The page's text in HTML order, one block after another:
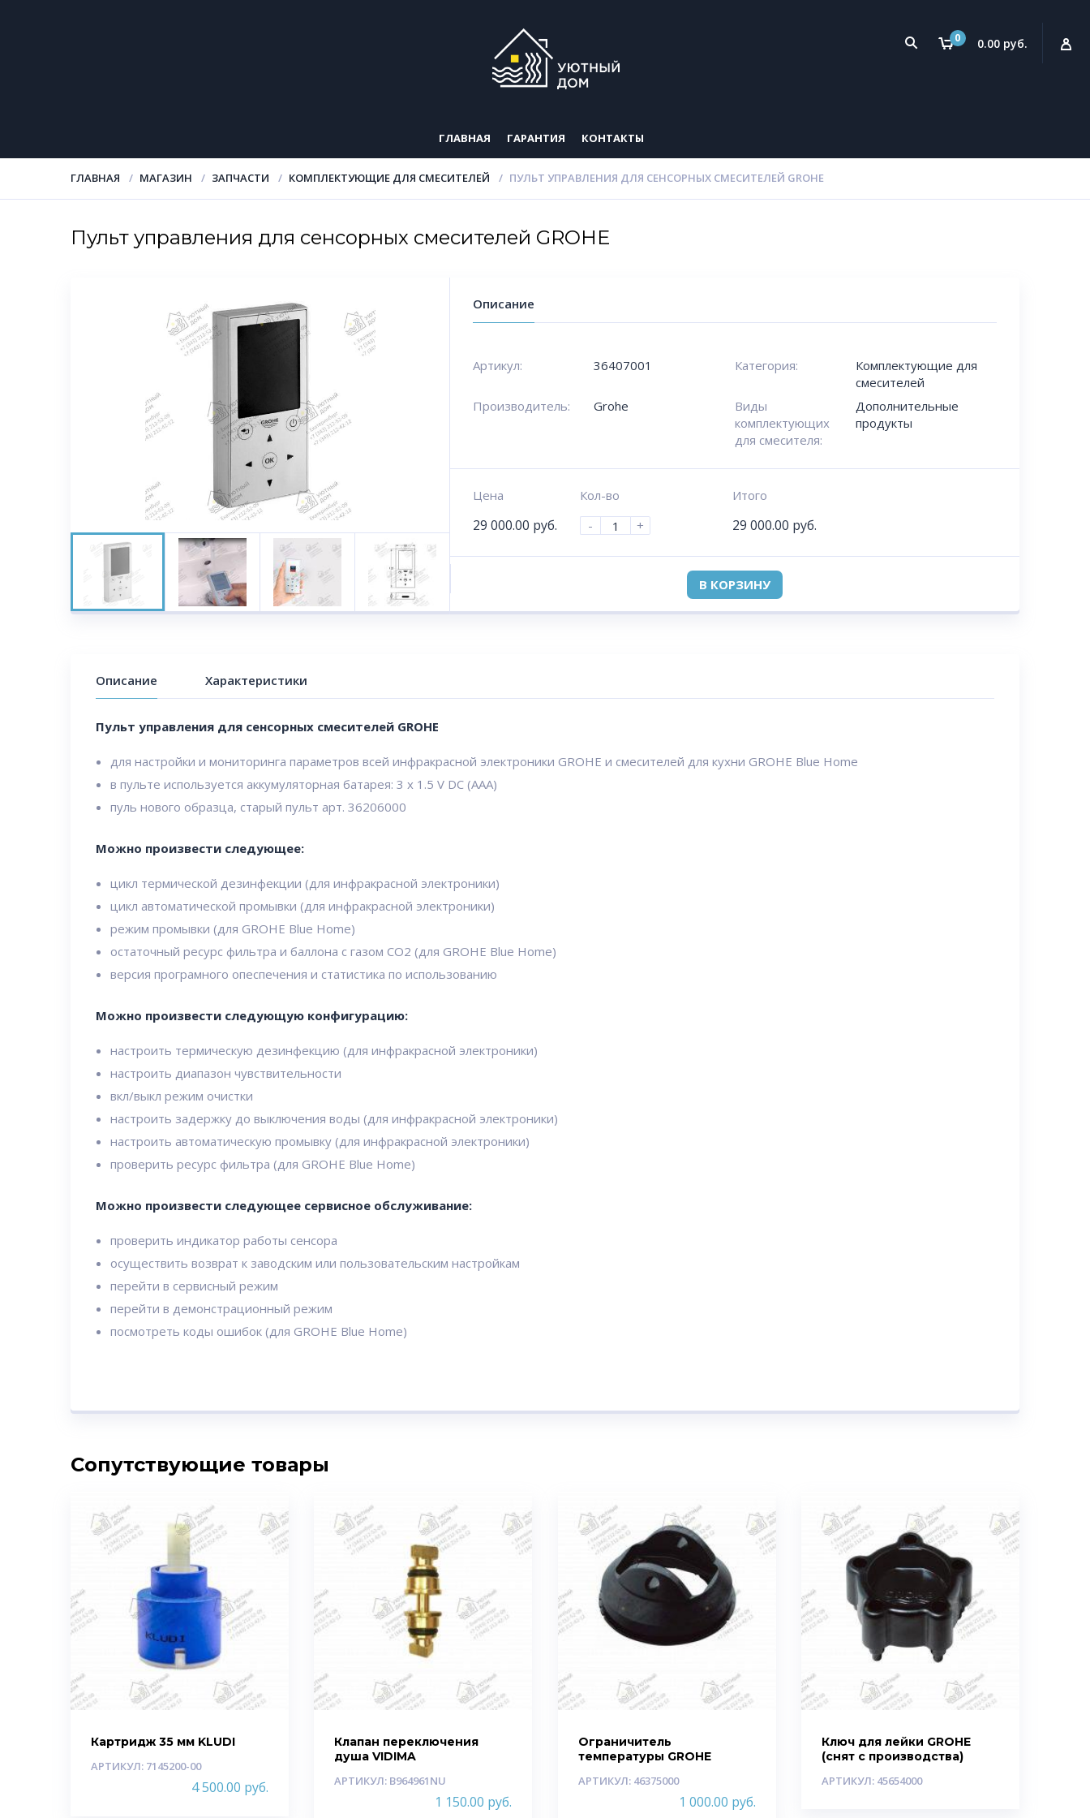
0 0.00 руб.
ГЛАВНАЯ ГАРАНТИЯ КОНТАКТЫ
ГЛАВНАЯ МАГАЗИН ЗАПЧАСТИ КОМПЛЕКТУЮЩИЕ ДЛЯ СМЕСИТЕЛЕЙ ПУЛЬТ УПРАВЛЕНИЯ ДЛЯ СЕНСОРНЫХ СМЕСИТЕЛЕЙ GROHE
Пульт управления для сенсорных смесителей GROHE
Описание
Артикул: 36407001 Категория:
Комплектующие для
смесителей
Производитель:
Grohe
Виды
комплектующих
для смесителя:
Дополнительные
продукты
Цена
29 000.00 руб.
Кол-во
-
+
Итого
29 000.00 руб.
В КОРЗИНУ
Описание Характеристики
Пульт управления для сенсорных смесителей GROHE
для настройки и мониторинга параметров всей инфракрасной электроники GROHE и смесителей для кухни GROHE Blue Home
в пульте используется аккумуляторная батарея: 3 x 1.5 V DC (AAA)
пуль нового образца, старый пульт арт. 36206000
Можно произвести следующее:
цикл термической дезинфекции (для инфракрасной электроники)
цикл автоматической промывки (для инфракрасной электроники)
режим промывки (для GROHE Blue Home)
остаточный ресурс фильтра и баллона с газом CO2 (для GROHE Blue Home)
версия програмного опеспечения и статистика по использованию
Можно произвести следующую конфигурацию:
настроить термическую дезинфекцию (для инфракрасной электроники)
настроить диапазон чувствительности
вкл/выкл режим очистки
настроить задержку до выключения воды (для инфракрасной электроники)
настроить автоматическую промывку (для инфракрасной электроники)
проверить ресурс фильтра (для GROHE Blue Home)
Можно произвести следующее сервисное обслуживание:
проверить индикатор работы сенсора
осуществить возврат к заводским или пользовательским настройкам
перейти в сервисный режим
перейти в демонстрационный режим
посмотреть коды ошибок (для GROHE Blue Home)
Сопутствующие товары
Картридж 35 мм KLUDI
АРТИКУЛ: 7145200-00
4 500.00 руб.
Клапан переключения
душа VIDIMA
АРТИКУЛ: B964961NU
1 150.00 руб.
Ограничитель
температуры GROHE
АРТИКУЛ: 46375000
1 000.00 руб.
Ключ для лейки GROHE
(снят с производства)
АРТИКУЛ: 45654000